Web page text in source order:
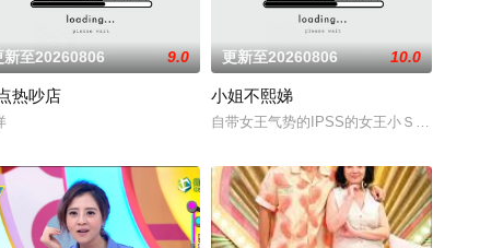
理、飼養寵物等潮流資訊，內容包羅萬有！主持們親身體驗、示範或測試
到識飲識食之人的密切關注！黃婉曼、蔡雪瑩、倪嘉雯、黃嘉雯、廖慧儀
新至20260806 9.0
热吵店
更新至20260806 10.0
小姐不熙娣
自带女王气势的IPSS的女王小Ｓ，睽违